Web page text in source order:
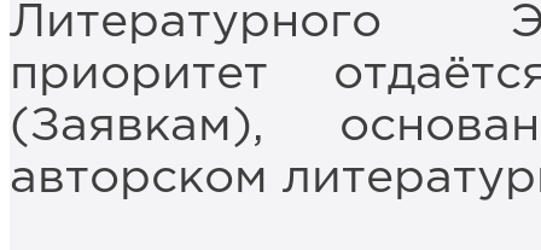
Литературного
приоритет
(Заявкам),
авторском